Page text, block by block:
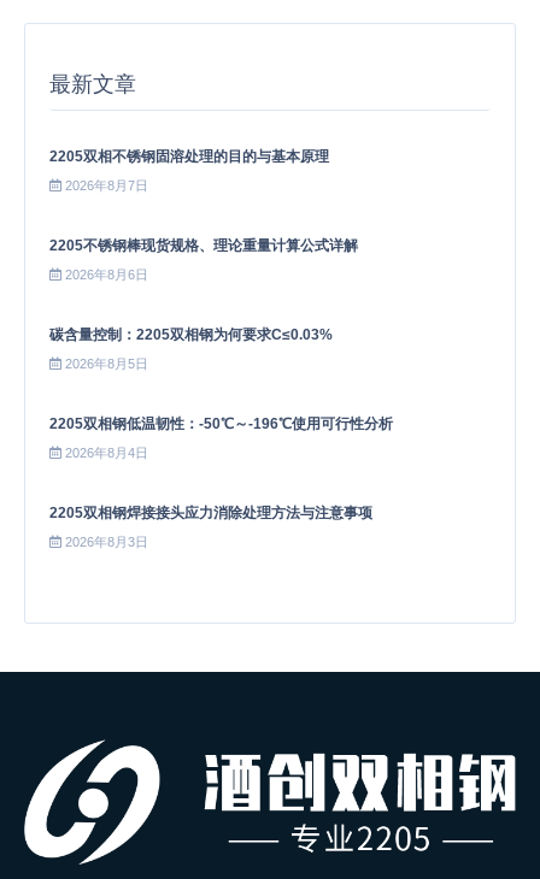
最新文章
2205双相不锈钢固溶处理的目的与基本原理
2026年8月7日
2205不锈钢棒现货规格、理论重量计算公式详解
2026年8月6日
碳含量控制：2205双相钢为何要求C≤0.03%
2026年8月5日
2205双相钢低温韧性：-50℃～-196℃使用可行性分析
2026年8月4日
2205双相钢焊接接头应力消除处理方法与注意事项
2026年8月3日